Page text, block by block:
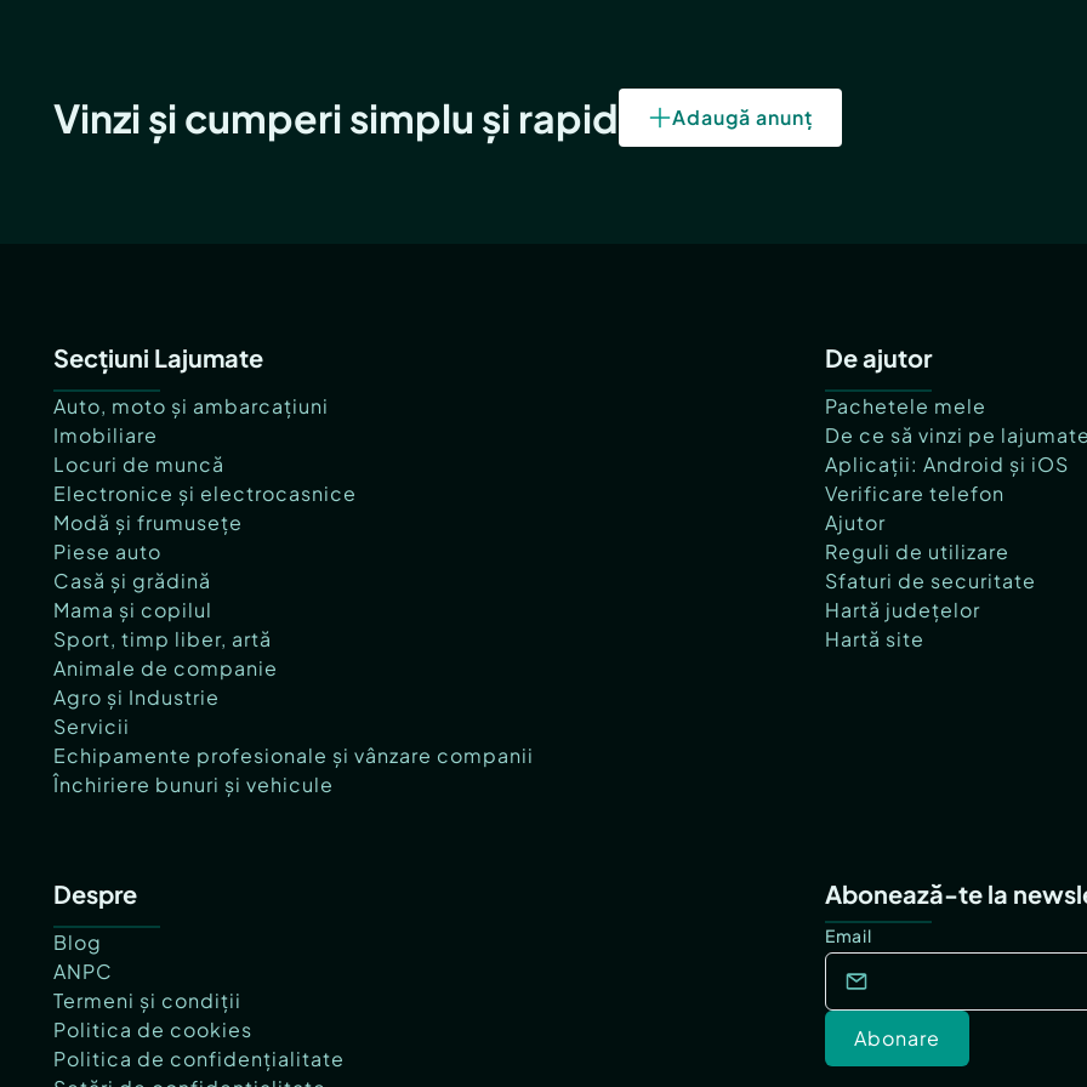
Vinzi și cumperi simplu și rapid Adaugă anunț
Secțiuni Lajumate
Auto, moto și ambarcațiuni
Imobiliare
Locuri de muncă
Electronice și electrocasnice
Modă și frumusețe
Piese auto
Casă și grădină
Mama și copilul
Sport, timp liber, artă
Animale de companie
Agro și Industrie
Servicii
Echipamente profesionale și vânzare companii
Închiriere bunuri și vehicule
De ajutor
Pachetele mele
De ce să vinzi pe
Aplicații: Android și iOS
Verificare telefon
Ajutor
Reguli de utilizare
Sfaturi de securitate
Hartă județelor
Hartă site
Despre
Blog
ANPC
Termeni și condiții
Politica de cookies
Politica de confidențialitate
Abonează-te la
Email
Abonare